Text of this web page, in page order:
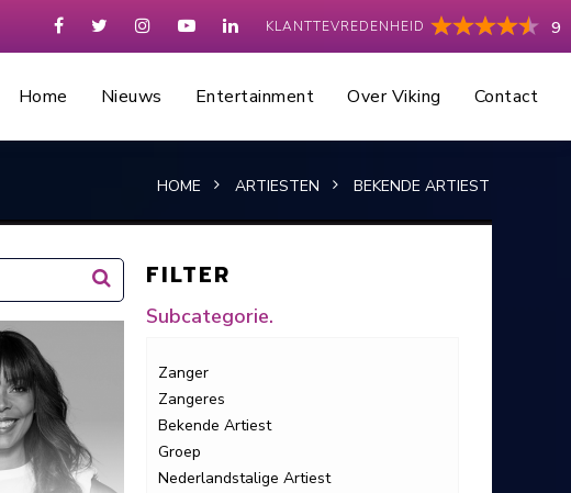
KLANTTEVREDENHEID 9
Home Nieuws Entertainment Over Viking Contact
HOME ARTIESTEN BEKENDE ARTIEST
FILTER
Subcategorie.
Zanger
Zangeres
Bekende Artiest
Groep
Nederlandstalige Artiest